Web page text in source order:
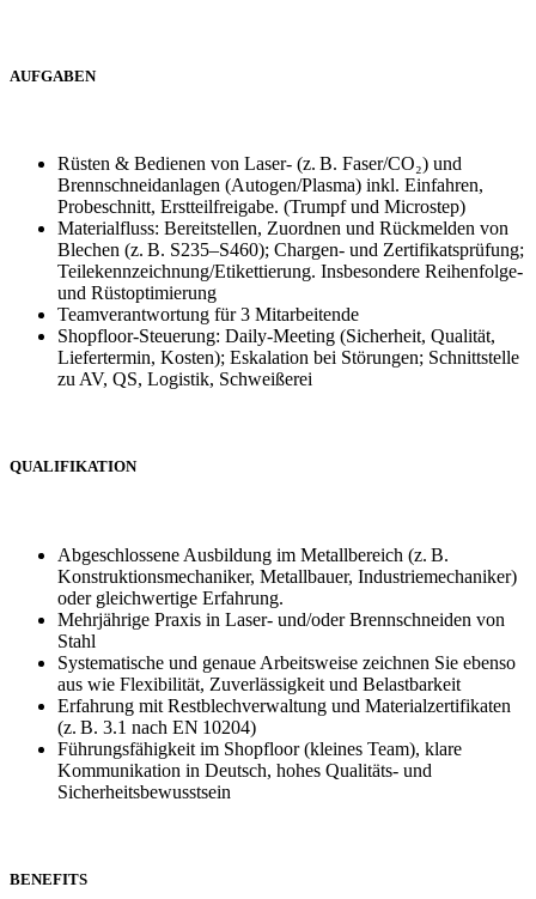
AUFGABEN
Rüsten & Bedienen von Laser- (z. B. Faser/CO₂) und
Brennschneidanlagen (Autogen/Plasma) inkl. Einfahren,
Probeschnitt, Erstteilfreigabe. (Trumpf und Microstep)
Materialfluss: Bereitstellen, Zuordnen und Rückmelden von
Blechen (z. B. S235–S460); Chargen- und Zertifikatsprüfung;
Teilekennzeichnung/Etikettierung. Insbesondere Reihenfolge-
und Rüstoptimierung
Teamverantwortung für 3 Mitarbeitende
Shopfloor‑Steuerung: Daily‑Meeting (Sicherheit, Qualität,
Liefertermin, Kosten); Eskalation bei Störungen; Schnittstelle
zu AV, QS, Logistik, Schweißerei
QUALIFIKATION
Abgeschlossene Ausbildung im Metallbereich (z. B.
Konstruktionsmechaniker, Metallbauer, Industriemechaniker)
oder gleichwertige Erfahrung.
Mehrjährige Praxis in Laser‑ und/oder Brennschneiden von
Stahl
Systematische und genaue Arbeitsweise zeichnen Sie ebenso
aus wie Flexibilität, Zuverlässigkeit und Belastbarkeit
Erfahrung mit Restblechverwaltung und Materialzertifikaten
(z. B. 3.1 nach EN 10204)
Führungsfähigkeit im Shopfloor (kleines Team), klare
Kommunikation in Deutsch, hohes Qualitäts‑ und
Sicherheitsbewusstsein
BENEFITS